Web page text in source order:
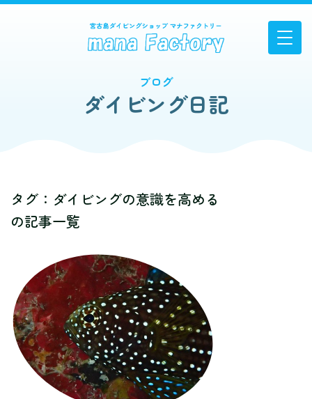
ブログ
ダイビング日記
タグ：ダイビングの意識を高める
の記事一覧